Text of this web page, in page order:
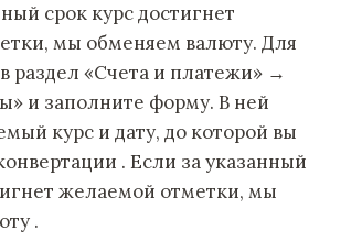
срок курс достигнет
мы обменяем валюту. Для
раздел «Счета и платежи» →
и заполните форму. В ней
курс и дату, до которой вы
. Если за указанный
желаемой отметки, мы
.